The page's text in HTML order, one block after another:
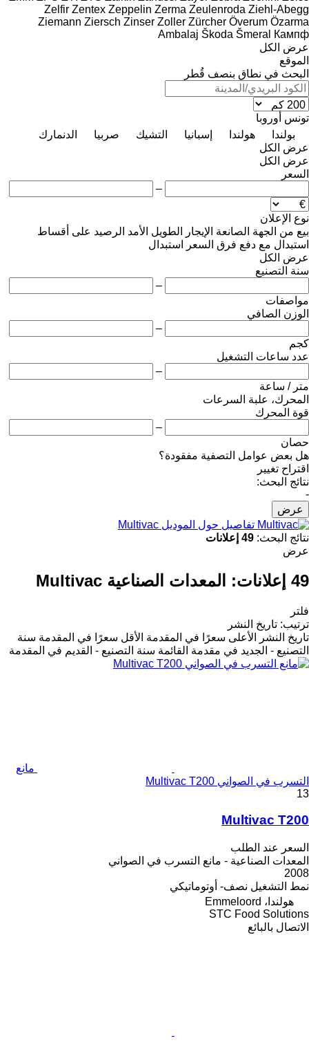
Zelfir Zentex Zeppelin Zerma Zeulenroda Ziehl-Abegg
Ziemann Ziersch Zinser Zoller Zürcher Överum Özarma
Ambalaj Škoda Šmeral
Кампф
عرض الكل
الموقع
البحث في نطاق بنصف قُطر
تونس أوروبا
بولندا
هولندا إسبانيا التشيك صربيا
الدنمارك
عرض الكل
عرض الكل
السعر
–
نوع الإعلان
بيع من الجهة الصانعة الإيجار الطويل الأمد الرصيد على أقساط
استبدال مع دفع فرق السعر
استبدال
عرض الكل
سنة التصنيع
–
مواصفات
الوزن الصافي
–
كجم
عدد ساعات التشغيل
–
متر / ساعة
المحرك، علبة السرعات
قوة المحرك
–
حصان
هل بعض عوامل التصفية مفقودة؟
اقتراح تغيير
نتائج البحث:
-
عرض
تفاصيل حول الموديل Multivac
نتائج البحث: 49 إعلانات
عرض
49 إعلانات: المعدات الصناعية Multivac
فلتر
ترتيب: تاريخ النشر
تاريخ النشر
الأعلى سعرًا في المقدمة الأقل سعرًا في المقدمة سنة
التصنيع - الجديد في مقدمة القائمة سنة التصنيع - القديم في المقدمة
مانع
التسرب في الصواني Multivac T200
13
Multivac T200
السعر عند الطلب
المعدات الصناعية - مانع التسرب في الصواني
2008
نمط التشغيل نصف- أوتوماتيكي
هولندا، Emmeloord
STC Food Solutions
الاتصال بالبائع